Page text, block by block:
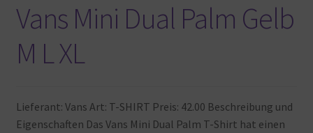
Vans Mini Dual Palm Gelb
M L XL
Lieferant: Vans Art: T-SHIRT Preis: 42.00 Beschreibung und
Eigenschaften Das Vans Mini Dual Palm T-Shirt hat einen